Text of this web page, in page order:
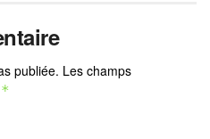
publiée. Les champs
*